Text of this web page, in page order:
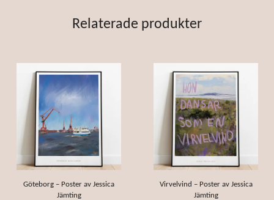
Relaterade produkter
Göteborg – Poster av Jessica
Jämting
Virvelvind – Poster av Jessica
Jämting